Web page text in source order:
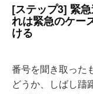
[ステップ3] 緊
れは緊急のケー
ける
番号を聞き取った
どうか、しばし躊